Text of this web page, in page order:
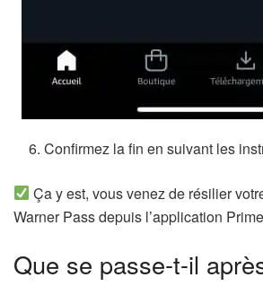
Confirmez la fin en suivant les
Ça y est, vous venez de résilier
Warner Pass depuis l’application
Que se passe-t-il